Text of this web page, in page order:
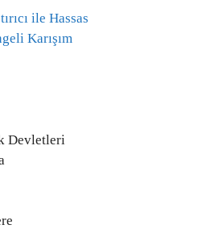
ile Hassas
Karışım
Devletleri